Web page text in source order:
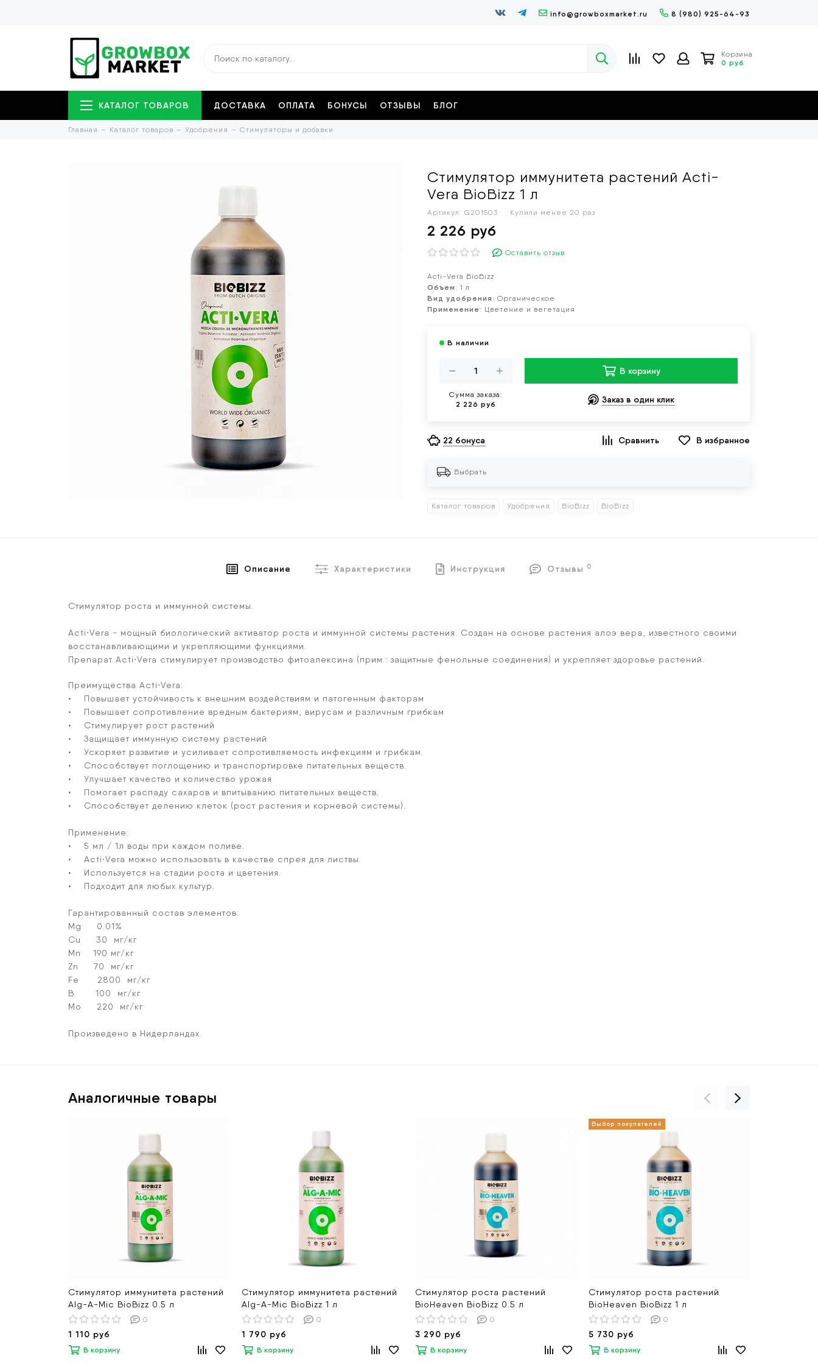
info@growboxmarket.ru 8 (980) 925-64-93
Корзина
0 руб
КАТАЛОГ ТОВАРОВ ДОСТАВКА ОПЛАТА БОНУСЫ ОТЗЫВЫ БЛОГ
Главная Каталог товаров Удобрения Стимуляторы и добавки
Стимулятор иммунитета растений Acti-
Vera BioBizz 1 л
Артикул: G201503 Купили менее 20 раз
2 226 руб
Оставить отзыв
Acti-Vera BioBizz
Объем : 1 л
Вид удобрения : Органическое
Применение : Цветение и вегетация
Сумма заказа:
2 226 руб
В корзину
Заказ в один клик
22 бонуса В избранное
Выбрать
Каталог товаров Удобрения BioBizz BioBizz
Описание Характеристики Инструкция Отзывы 0
Стимулятор роста и иммунной системы.
Acti⋅Vera - мощный биологический активатор роста и иммунной системы растения. Создан на основе растения алоэ вера, известного своими
восстанавливающими и укрепляющими функциями.
Препарат Acti⋅Vera стимулирует производство фитоалексина (прим.: защитные фенольные соединения) и укрепляет здоровье растений.
Преимущества Acti⋅Vera:
• Повышает устойчивость к внешним воздействиям и патогенным факторам
• Повышает сопротивление вредным бактериям, вирусам и различным грибкам
• Стимулирует рост растений
• Защищает иммунную систему растений
• Ускоряет развитие и усиливает сопротивляемость инфекциям и грибкам.
• Способствует поглощению и транспортировке питательных веществ.
• Улучшает качество и количество урожая
• Помогает распаду сахаров и впитыванию питательных веществ.
• Способствует делению клеток (рост растения и корневой системы).
Применение:
• 5 мл / 1л воды при каждом поливе.
• Acti⋅Vera можно использовать в качестве спрея для листвы.
• Используется на стадии роста и цветения.
• Подходит для любых культур.
Гарантированный состав элементов:
Mg 0.01%
Cu 30 мг/кг
Mn 190 мг/кг
Zn 70 мг/кг
Fe 2800 мг/кг
B 100 мг/кг
Mo 220 мг/кг
Произведено в Нидерландах.
Аналогичные товары
Стимулятор иммунитета растений
Alg-A-Mic BioBizz 0.5 л
0
1 110 руб
В корзину
Стимулятор иммунитета растений
Alg-A-Mic BioBizz 1 л
0
1 790 руб
В корзину
Стимулятор роста растений
BioHeaven BioBizz 0.5 л
0
3 290 руб
В корзину
Стимулятор роста растений
BioHeaven BioBizz 1 л
0
5 730 руб
В корзину